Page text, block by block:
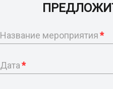
Название мероприятия*
Дата*